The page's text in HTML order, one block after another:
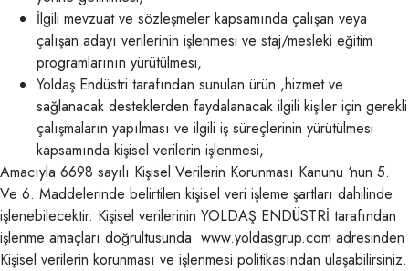
İlgili mevzuat ve sözleşmeler kapsamında çalışan veya
çalışan adayı verilerinin işlenmesi ve staj/mesleki eğitim
programlarının yürütülmesi,
Yoldaş Endüstri tarafından sunulan ürün ,hizmet ve
sağlanacak desteklerden faydalanacak ilgili kişiler için gerekli
çalışmaların yapılması ve ilgili iş süreçlerinin yürütülmesi
kapsamında kişisel verilerin işlenmesi,
Amacıyla 6698 sayılı Kişisel Verilerin Korunması Kanunu ‘nun 5.
Ve 6. Maddelerinde belirtilen kişisel veri işleme şartları dahilinde
işlenebilecektir. Kişisel verilerinin YOLDAŞ ENDÜSTRİ tarafından
işlenme amaçları doğrultusunda www.yoldasgrup.com adresinden
Kişisel verilerin korunması ve işlenmesi politikasından ulaşabilirsiniz.